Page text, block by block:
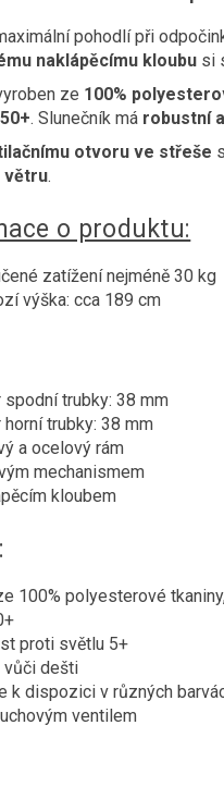
pohodlí při
naklápěcímu kloubu si
ze 100%
. Slunečník má robustní
otvoru ve střeše
větru.
o produktu:
zatížení nejméně 30 kg
výška: cca 189 cm
spodní trubky: 38 mm
horní trubky: 38 mm
a ocelový rám
mechanismem
kloubem
100% polyesterové
proti světlu 5+
vůči dešti
k dispozici v různých
ventilem